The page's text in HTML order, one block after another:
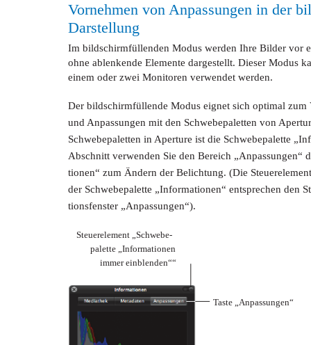
Vornehmen von Anpassungen in der
Darstellung
Im bildschirmfüllenden Modus werden Ihre Bilder vor
ohne ablenkende Elemente dargestellt. Dieser Modus
einem oder zwei Monitoren verwendet werden.
Der bildschirmfüllende Modus eignet sich optimal zum
und Anpassungen mit den Schwebepaletten von
Schwebepaletten in Aperture ist die Schwebepalette
Abschnitt verwenden Sie den Bereich „Anpassungen“
tionen“ zum Ändern der Belichtung. (Die
der Schwebepalette „Informationen“ entsprechen den
tionsfenster „Anpassungen“).
Taste „Anpassungen“
Steuerelement „Schwebe-
palette „Informationen
immer einblenden““